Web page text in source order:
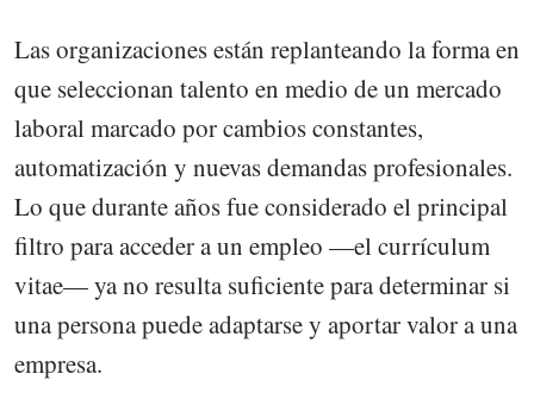
Las organizaciones están replanteando la forma en
que seleccionan talento en medio de un mercado
laboral marcado por cambios constantes,
automatización y nuevas demandas profesionales.
Lo que durante años fue considerado el principal
filtro para acceder a un empleo —el currículum
vitae— ya no resulta suficiente para determinar si
una persona puede adaptarse y aportar valor a una
empresa.